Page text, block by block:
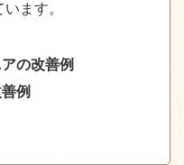
ます。
の改善例
例